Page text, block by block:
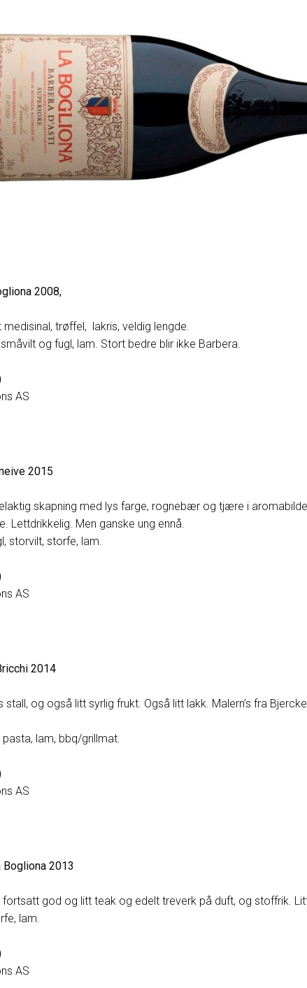
2008,
medisinal, trøffel, lakris, veldig lengde.
og fugl, lam. Stort bedre blir ikke Barbera.
AS
2015
skapning med lys farge, rognebær og tjære i
Lettdrikkelig. Men ganske ung ennå.
storvilt, storfe, lam.
AS
2014
og også litt syrlig frukt. Også litt lakk. Malern’s fra
lam, bbq/grillmat.
AS
Bogliona 2013
god og litt teak og edelt treverk på duft, og stoffrik.
lam.
AS